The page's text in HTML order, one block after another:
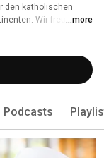
den katholischen
Wir freuen uns
...more
Podcasts